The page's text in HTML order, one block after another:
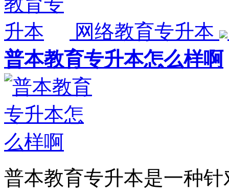
网络教育专升本
普本教育专升本怎么样啊
普本教育专升本是一种